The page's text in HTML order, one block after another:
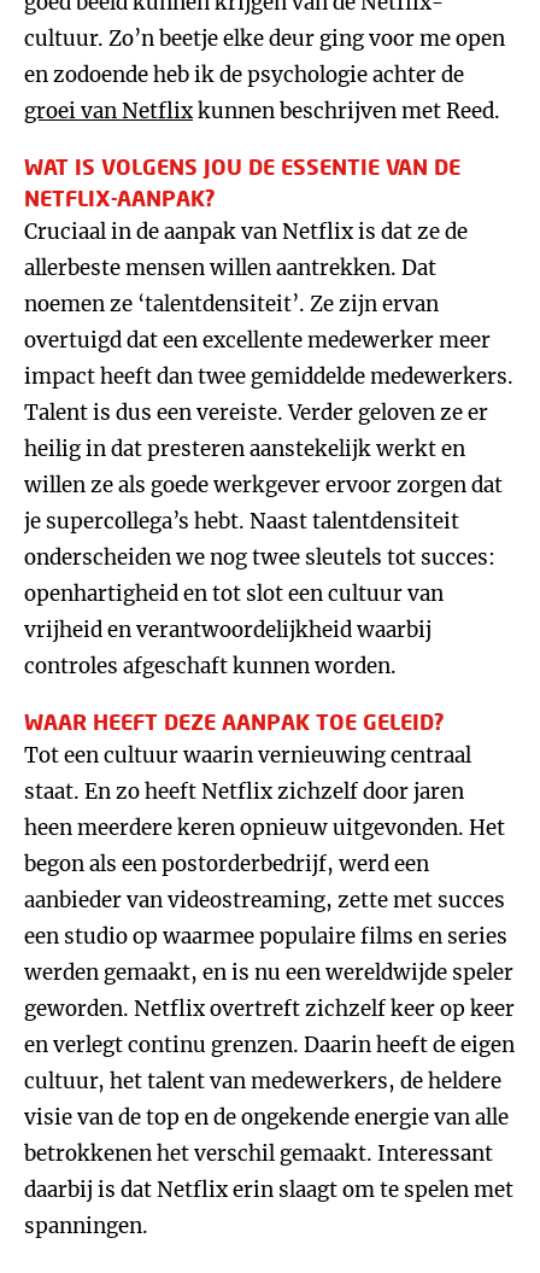
cultuur. Zo’n beetje elke deur ging voor me open
en zodoende heb ik de psychologie achter de
groei van Netflixkunnen beschrijven met Reed.
WAT IS VOLGENS JOU DE ESSENTIE VAN DE
NETFLIX-AANPAK?
Cruciaal in de aanpak van Netflix is dat ze de
allerbeste mensen willen aantrekken. Dat
noemen ze ‘talentdensiteit’. Ze zijn ervan
overtuigd dat een excellente medewerker meer
impact heeft dan twee gemiddelde medewerkers.
Talent is dus een vereiste. Verder geloven ze er
heilig in dat presteren aanstekelijk werkt en
willen ze als goede werkgever ervoor zorgen dat
je supercollega’s hebt. Naast talentdensiteit
onderscheiden we nog twee sleutels tot succes:
openhartigheid en tot slot een cultuur van
vrijheid en verantwoordelijkheid waarbij
controles afgeschaft kunnen worden.
WAAR HEEFT DEZE AANPAK TOE GELEID?
Tot een cultuur waarin vernieuwing centraal
staat. En zo heeft Netflix zichzelf door jaren
heen meerdere keren opnieuw uitgevonden. Het
begon als een postorderbedrijf, werd een
aanbieder van videostreaming, zette met succes
een studio op waarmee populaire films en series
werden gemaakt, en is nu een wereldwijde speler
geworden. Netflix overtreft zichzelf keer op keer
en verlegt continu grenzen. Daarin heeft de eigen
cultuur, het talent van medewerkers, de heldere
visie van de top en de ongekende energie van alle
betrokkenen het verschil gemaakt. Interessant
daarbij is dat Netflix erin slaagt om te spelen met
spanningen.